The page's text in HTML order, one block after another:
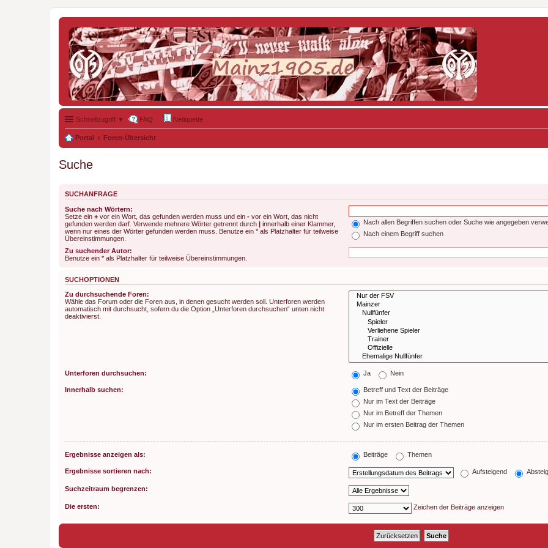
Schnellzugriff ▼ FAQ Netiquette
Portal Foren-Übersicht
Suche
SUCHANFRAGE
Suche nach Wörtern:
Setze ein + vor ein Wort, das gefunden werden muss und ein - vor ein Wort, das nicht
gefunden werden darf. Verwende mehrere Wörter getrennt durch | innerhalb einer Klammer,
wenn nur eines der Wörter gefunden werden muss. Benutze ein * als Platzhalter für teilweise
Übereinstimmungen.
Nach allen Begriffen suchen oder Suche wie angegeben
Nach einem Begriff suchen
Zu suchender Autor:
Benutze ein * als Platzhalter für teilweise Übereinstimmungen.
SUCHOPTIONEN
Zu durchsuchende Foren:
Wähle das Forum oder die Foren aus, in denen gesucht werden soll. Unterforen werden
automatisch mit durchsucht, sofern du die Option „Unterforen durchsuchen“ unten nicht
deaktivierst.
Unterforen durchsuchen: Ja Nein
Innerhalb suchen:
Betreff und Text der Beiträge
Nur im Text der Beiträge
Nur im Betreff der Themen
Nur im ersten Beitrag der Themen
Ergebnisse anzeigen als: Beiträge Themen
Ergebnisse sortieren nach: Aufsteigend
Suchzeitraum begrenzen:
Die ersten: Zeichen der Beiträge anzeigen